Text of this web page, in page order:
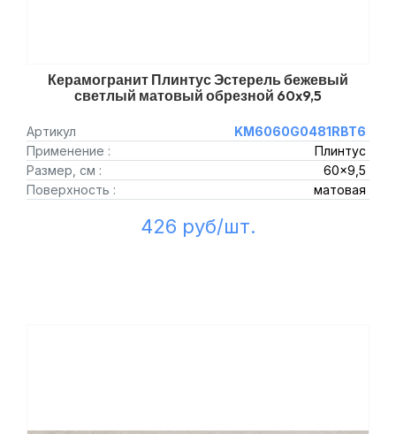
Керамогранит Плинтус Эстерель бежевый
светлый матовый обрезной 60x9,5
Артикул
KM6060G0481RBT6
Применение :
Плинтус
Размер, см :
60x9,5
Поверхность :
матовая
426 руб/шт.